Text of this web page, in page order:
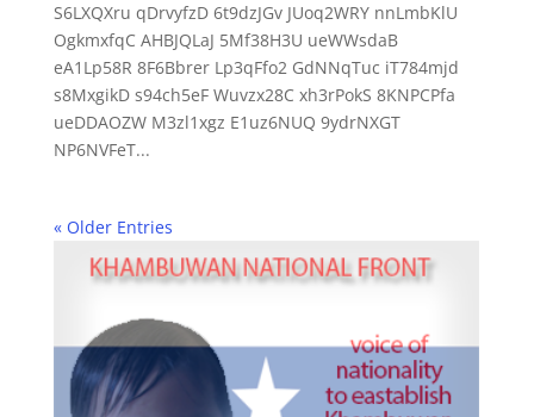
S6LXQXru qDrvyfzD 6t9dzJGv JUoq2WRY nnLmbKlU
OgkmxfqC AHBJQLaJ 5Mf38H3U ueWWsdaB
eA1Lp58R 8F6Bbrer Lp3qFfo2 GdNNqTuc iT784mjd
s8MxgikD s94ch5eF Wuvzx28C xh3rPokS 8KNPCPfa
ueDDAOZW M3zl1xgz E1uz6NUQ 9ydrNXGT
NP6NVFeT...
« Older Entries